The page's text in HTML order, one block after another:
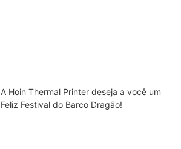
A Hoin Thermal Printer deseja a você um
Feliz Festival do Barco Dragão!